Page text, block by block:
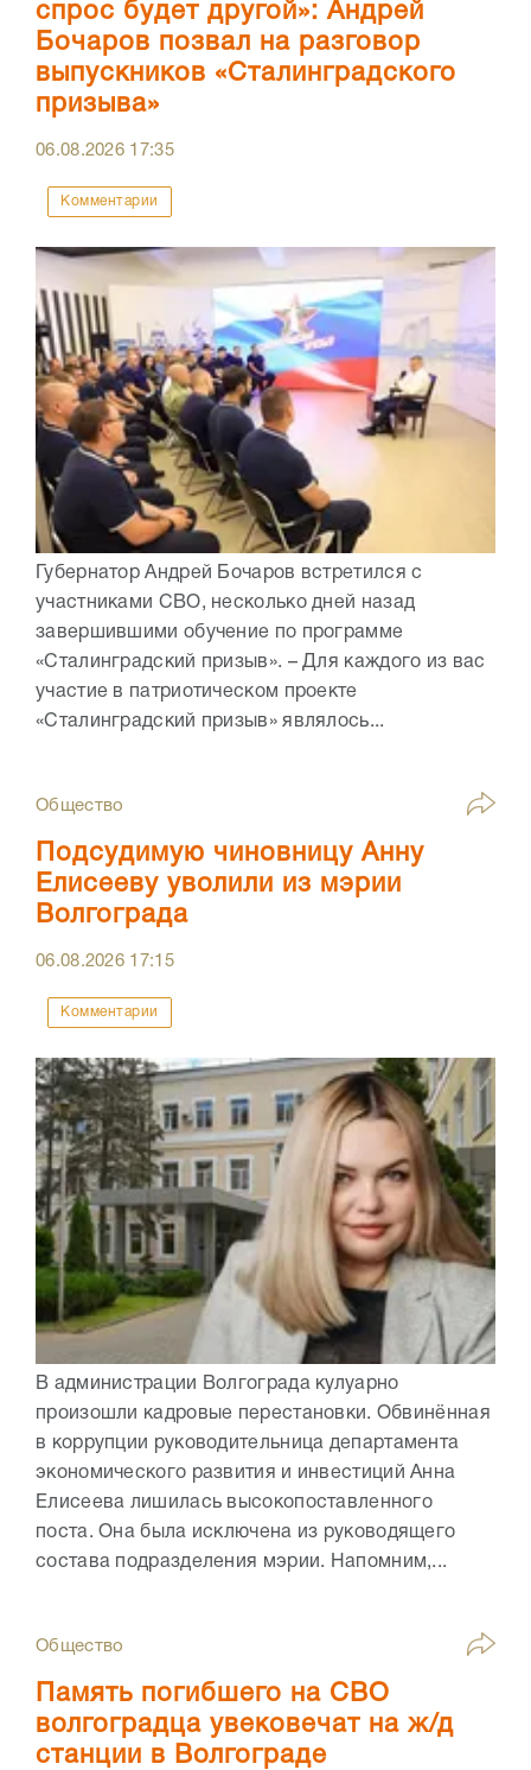
спрос будет другой»: Андрей
Бочаров позвал на разговор
выпускников «Сталинградского
призыва»
06.08.2026 17:35
Комментарии
Губернатор Андрей Бочаров встретился с
участниками СВО, несколько дней назад
завершившими обучение по программе
«Сталинградский призыв». – Для каждого из вас
участие в патриотическом проекте
«Сталинградский призыв» являлось...
Общество
Подсудимую чиновницу Анну
Елисееву уволили из мэрии
Волгограда
06.08.2026 17:15
Комментарии
В администрации Волгограда кулуарно
произошли кадровые перестановки. Обвинённая
в коррупции руководительница департамента
экономического развития и инвестиций Анна
Елисеева лишилась высокопоставленного
поста. Она была исключена из руководящего
состава подразделения мэрии. Напомним,...
Общество
Память погибшего на СВО
волгоградца увековечат на ж/д
станции в Волгограде